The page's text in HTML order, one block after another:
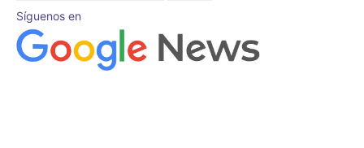
Síguenos en